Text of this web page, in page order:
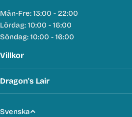
Mån-Fre: 13:00 - 22:00
Lördag: 10:00 - 16:00
Söndag: 10:00 - 16:00
Villkor
Dragon's Lair
S
Svenska